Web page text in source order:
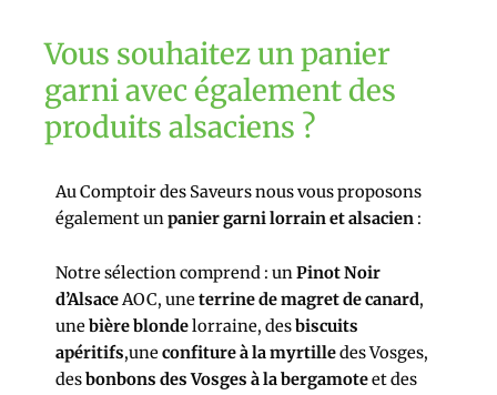
Vous souhaitez un panier
garni avec également des
produits alsaciens ?
Au Comptoir des Saveurs nous vous proposons
également unpanier garni lorrain et alsacien :
Notre sélection comprend : unPinot Noir
d’AlsaceAOC, uneterrine de magret de canard,
unebière blondelorraine, desbiscuits
apéritifs,uneconfiture à la myrtilledes Vosges,
desbonbons des Vosges à la bergamoteet des